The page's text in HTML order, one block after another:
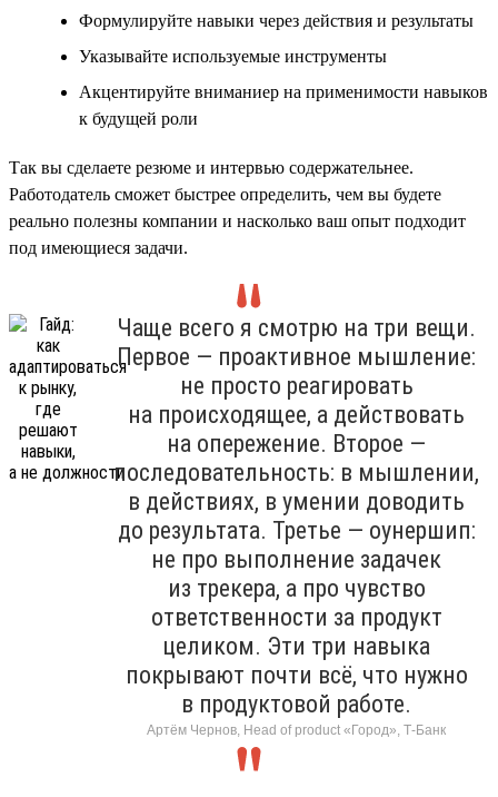
Формулируйте навыки через действия и результаты
Указывайте используемые инструменты
Акцентируйте вниманиер на применимости навыков
к будущей роли
Так вы сделаете резюме и интервью содержательнее.
Работодатель сможет быстрее определить, чем вы будете
реально полезны компании и насколько ваш опыт подходит
под имеющиеся задачи.
Чаще всего я смотрю на три вещи.
Первое — проактивное мышление:
не просто реагировать
на происходящее, а действовать
на опережение. Второе —
последовательность: в мышлении,
в действиях, в умении доводить
до результата. Третье — оунершип:
не про выполнение задачек
из трекера, а про чувство
ответственности за продукт
целиком. Эти три навыка
покрывают почти всё, что нужно
в продуктовой работе.
Артём Чернов, Head of product «Город», Т-Банк